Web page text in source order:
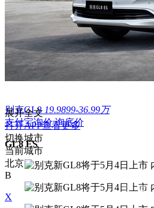
别克GL8 19.9899-36.99万
支付宝询价 询底价
GL8 ES
展开全文
打开APP查看更多
切换城市
当前城市
北京
B
X